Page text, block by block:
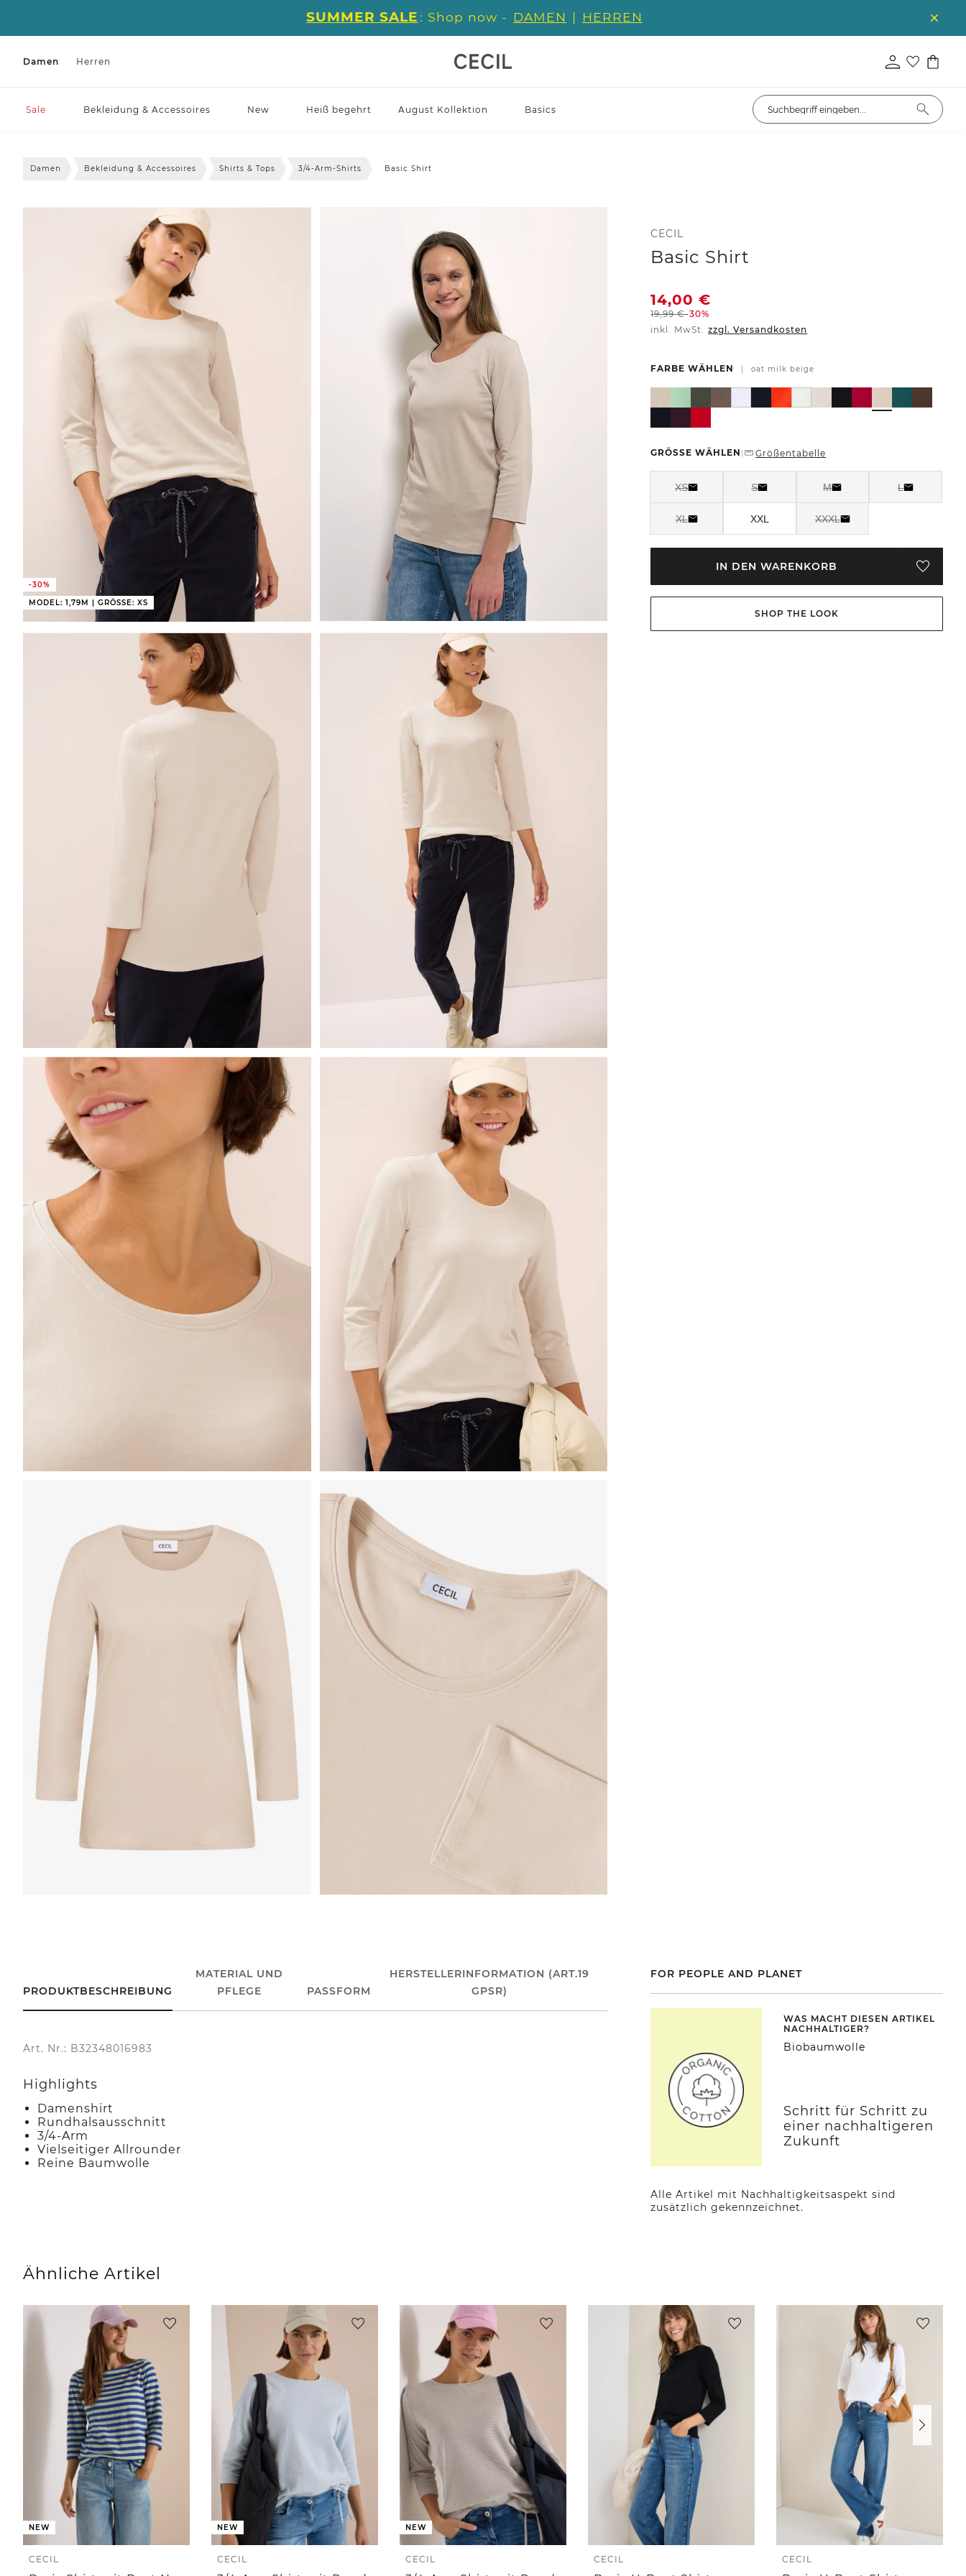
SUMMER SALE : Shop now - DAMEN | HERREN
Damen Herren
Sale Bekleidung & Accessoires New Heiß begehrt August Kollektion Basics
Damen Bekleidung & Accessoires Shirts & Tops 3/4-Arm-Shirts Basic Shirt
-30%
MODEL: 1,79M | GRÖSSE: XS
CECIL
Basic Shirt
14,00€
19,99€-30%
inkl. MwSt. zzgl. Versandkosten
FARBE WÄHLEN | oat milk beige
GRÖSSE WÄHLEN | Größentabelle
XS S M L
XL XXL XXXL
IN DEN WARENKORB
SHOP THE LOOK
PRODUKTBESCHREIBUNG
MATERIAL UND
PFLEGE
PASSFORM
HERSTELLERINFORMATION (ART.19
GPSR)
Art. Nr.: B32348016983
Highlights
Damenshirt
Rundhalsausschnitt
3/4-Arm
Vielseitiger Allrounder
Reine Baumwolle
FOR PEOPLE AND PLANET
WAS MACHT DIESEN ARTIKEL
NACHHALTIGER?
Biobaumwolle
Schritt für Schritt zu
einer nachhaltigeren
Zukunft
Alle Artikel mit Nachhaltigkeitsaspekt sind
zusätzlich gekennzeichnet.
Ähnliche Artikel
NEW
CECIL
NEW
CECIL
NEW
CECIL CECIL CECIL